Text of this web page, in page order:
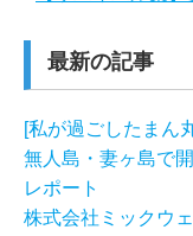
最新の記事
[私が過ごしたまん
無人島・妻ヶ島で
レポート
株式会社ミックウ